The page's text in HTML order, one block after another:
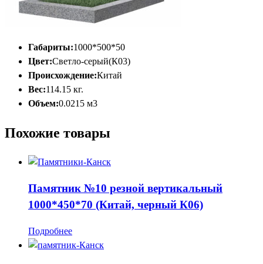
Габариты:1000*500*50
Цвет:Светло-серый(К03)
Происхождение:Китай
Вес:114.15 кг.
Объем:0.0215 м3
Похожие товары
Памятник №10 резной вертикальный
1000*450*70 (Китай, черный К06)
Подробнее